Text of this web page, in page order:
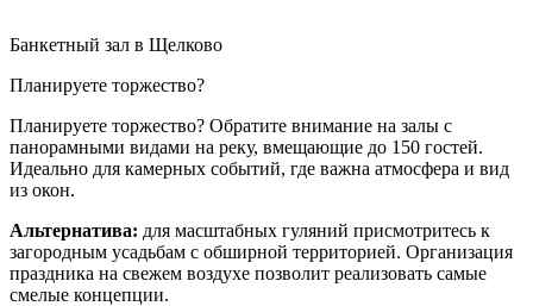
Банкетный зал в Щелково
Планируете торжество?
Планируете торжество? Обратите внимание на залы с
панорамными видами на реку, вмещающие до 150 гостей.
Идеально для камерных событий, где важна атмосфера и вид
из окон.
Альтернатива: для масштабных гуляний присмотритесь к
загородным усадьбам с обширной территорией. Организация
праздника на свежем воздухе позволит реализовать самые
смелые концепции.